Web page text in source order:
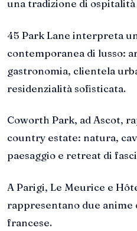
una tradizione di
45 Park Lane interpreta
contemporanea di lusso:
gastronomia, clientela
residenzialità sofisticata.
Coworth Park, ad Ascot,
country estate: natura,
paesaggio e retreat di
A Parigi, Le Meurice e
rappresentano due anime
francese.